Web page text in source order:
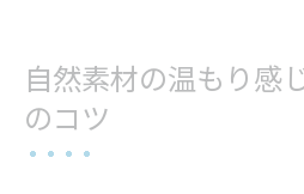
自然素材の温もり感
のコツ